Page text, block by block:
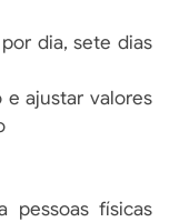
dia, sete dias
e ajustar valores
pessoas físicas